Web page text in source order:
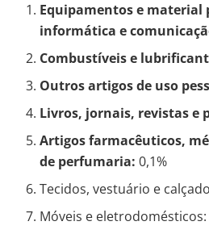
Equipamentos e material
informática e
Combustíveis e
Outros artigos de uso
Livros, jornais, revistas e
Artigos farmacêuticos,
de perfumaria: 0,1%
Tecidos, vestuário e
Móveis e eletrodomésticos: